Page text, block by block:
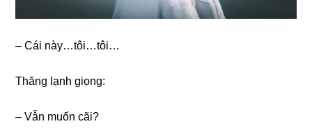
– Cái này…tôi…tôi…
Thănɡ lạnh ɡiọng:
– Vẫn muốn cãi?